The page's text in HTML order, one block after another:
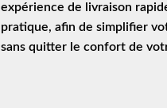
expérience de
livraison
pratique, afin de simplifier
sans quitter le confort de